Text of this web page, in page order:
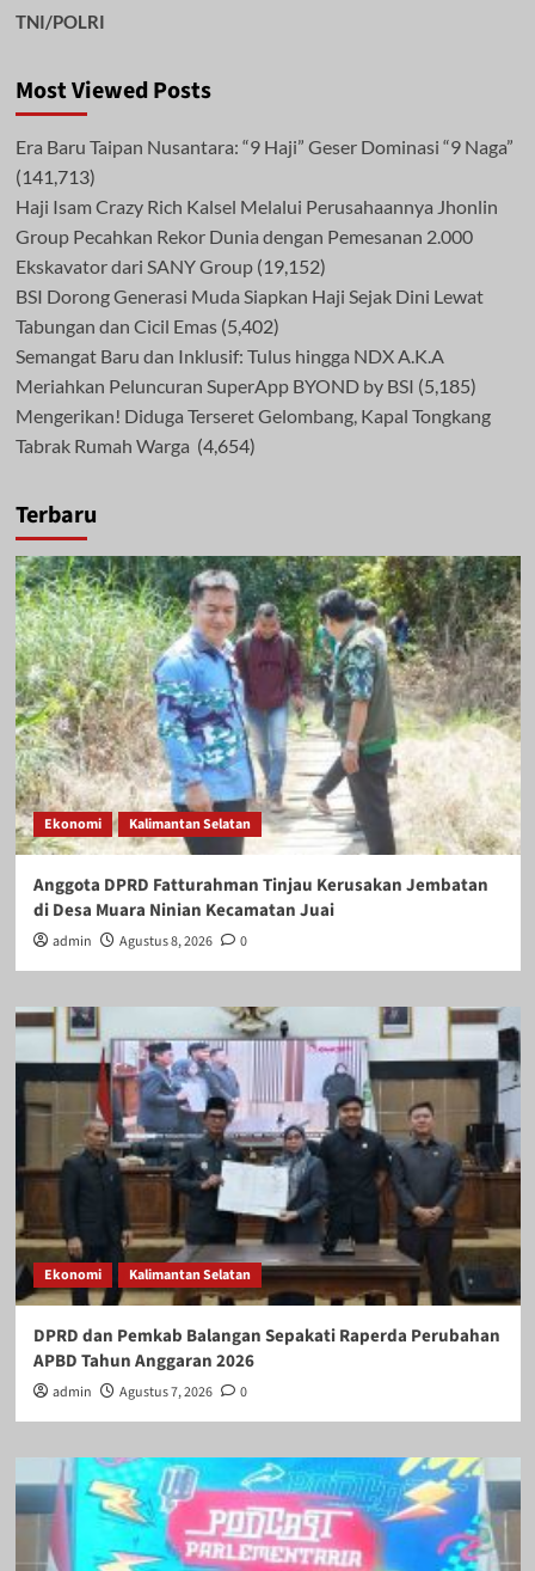
TNI/POLRI
Most Viewed Posts
Era Baru Taipan Nusantara: “9 Haji” Geser Dominasi “9 Naga”
(141,713)
Haji Isam Crazy Rich Kalsel Melalui Perusahaannya Jhonlin
Group Pecahkan Rekor Dunia dengan Pemesanan 2.000
Ekskavator dari SANY Group (19,152)
BSI Dorong Generasi Muda Siapkan Haji Sejak Dini Lewat
Tabungan dan Cicil Emas (5,402)
Semangat Baru dan Inklusif: Tulus hingga NDX A.K.A
Meriahkan Peluncuran SuperApp BYOND by BSI (5,185)
Mengerikan! Diduga Terseret Gelombang, Kapal Tongkang
Tabrak Rumah Warga (4,654)
Terbaru
Ekonomi Kalimantan Selatan
Anggota DPRD Fatturahman Tinjau Kerusakan Jembatan
di Desa Muara Ninian Kecamatan Juai
admin Agustus 8, 2026 0
Ekonomi Kalimantan Selatan
DPRD dan Pemkab Balangan Sepakati Raperda Perubahan
APBD Tahun Anggaran 2026
admin Agustus 7, 2026 0